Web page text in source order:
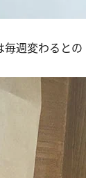
週変わるとの